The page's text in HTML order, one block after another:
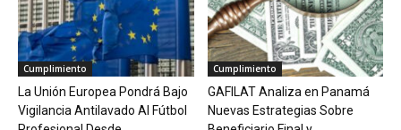
Cumplimiento
La Unión Europea Pondrá Bajo
Vigilancia Antilavado Al Fútbol
Cumplimiento
GAFILAT Analiza en Panamá
Nuevas Estrategias Sobre